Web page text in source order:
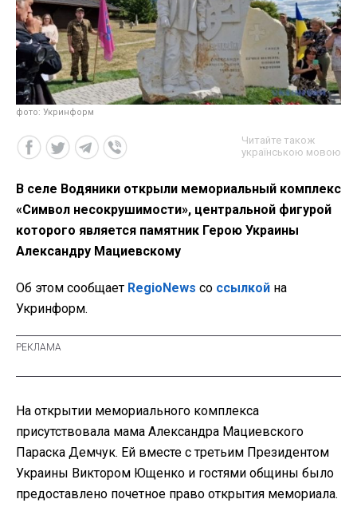
фото: Укринформ
Читайте також
українською мовою
В селе Водяники открыли мемориальный комплекс
«Символ несокрушимости», центральной фигурой
которого является памятник Герою Украины
Александру Мациевскому
Об этом сообщает RegioNews со ссылкой на
Укринформ.
На открытии мемориального комплекса
присутствовала мама Александра Мациевского
Параска Демчук. Ей вместе с третьим Президентом
Украины Виктором Ющенко и гостями общины было
предоставлено почетное право открытия мемориала.